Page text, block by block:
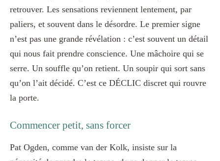
retrouver. Les sensations reviennent lentement, par
paliers, et souvent dans le désordre. Le premier signe
n’est pas une grande révélation : c’est souvent un détail
qui nous fait prendre conscience. Une mâchoire qui se
serre. Un souffle qu’on retient. Un soupir qui sort sans
qu’on l’ait décidé. C’est ce DÉCLIC discret qui rouvre
la porte.
Commencer petit, sans forcer
Pat Ogden, comme van der Kolk, insiste sur la